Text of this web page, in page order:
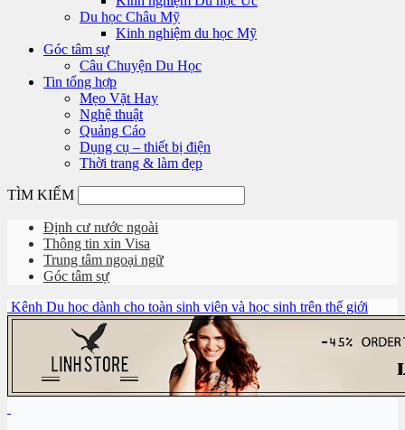
Du học Châu Mỹ
Kinh nghiệm du học Mỹ
Góc tâm sự
Câu Chuyện Du Học
Tin tổng hợp
Mẹo Vặt Hay
Nghệ thuật
Quảng Cáo
Dụng cụ – thiết bị điện
Thời trang & làm đẹp
TÌM KIẾM
Định cư nước ngoài
Thông tin xin Visa
Trung tâm ngoại ngữ
Góc tâm sự
Kênh Du học dành cho toàn sinh viên và học sinh trên thế giới